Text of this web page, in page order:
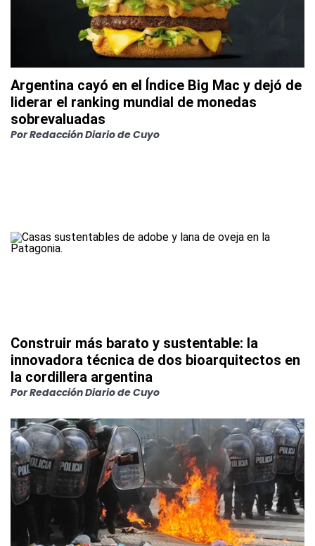
Argentina cayó en el Índice Big Mac y dejó de
liderar el ranking mundial de monedas
sobrevaluadas
PorRedacción Diario de Cuyo
Construir más barato y sustentable: la
innovadora técnica de dos bioarquitectos en
la cordillera argentina
PorRedacción Diario de Cuyo